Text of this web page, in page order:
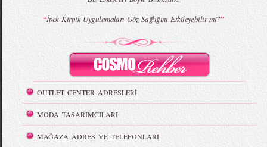
“İpek Kirpik Uygulamaları Göz Sağlığını Etkileyebilir mi?”
OUTLET CENTER ADRESLERİ
MODA TASARIMCILARI
MAĞAZA ADRES VE TELEFONLARI